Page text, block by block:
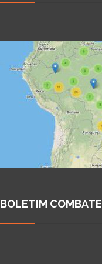
BOLETIM COMBATE